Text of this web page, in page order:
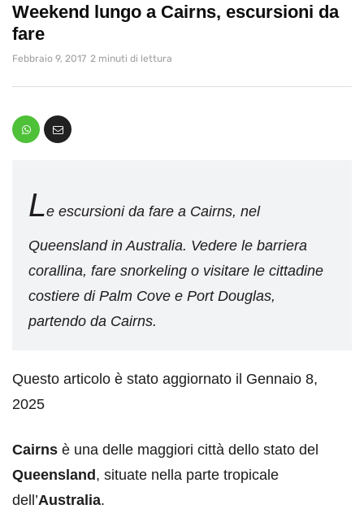
Weekend lungo a Cairns, escursioni da
fare
Febbraio 9, 2017 2 minuti di lettura
Le escursioni da fare a Cairns, nel
Queensland in Australia. Vedere le barriera
corallina, fare snorkeling o visitare le cittadine
costiere di Palm Cove e Port Douglas,
partendo da Cairns.
Questo articolo è stato aggiornato il Gennaio 8,
2025
Cairns è una delle maggiori città dello stato del
Queensland, situate nella parte tropicale
dell’Australia.